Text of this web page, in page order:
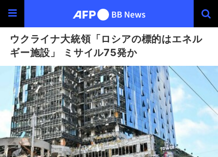
ウクライナ大統領「ロシアの標的はエネル
ギー施設」 ミサイル75発か